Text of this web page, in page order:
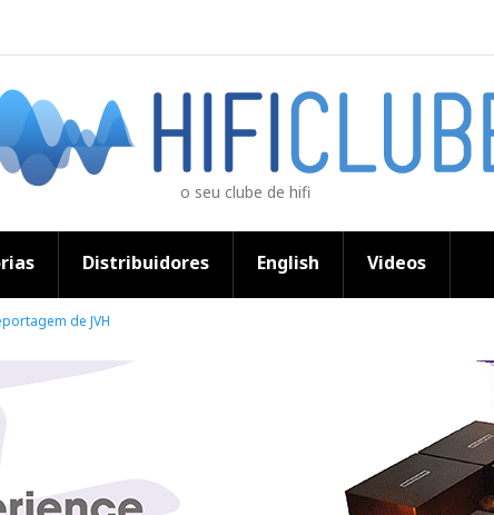
o seu clube de hifi
Distribuidores English Videos
de JVH